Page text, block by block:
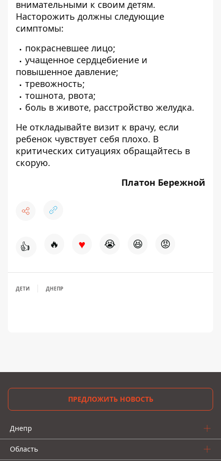
внимательными к своим детям.
Насторожить должны следующие
симптомы:
покрасневшее лицо;
учащенное сердцебиение и
повышенное давление;
тревожность;
тошнота, рвота;
боль в животе, расстройство желудка.
Не откладывайте визит к врачу, если
ребенок чувствует себя плохо. В
критических ситуациях обращайтесь в
скорую.
Платон Бережной
👍 🔥 ♥ 😭 😆 😡
ДЕТИ ДНЕПР
ПРЕДЛОЖИТЬ НОВОСТЬ
Днепр
Область